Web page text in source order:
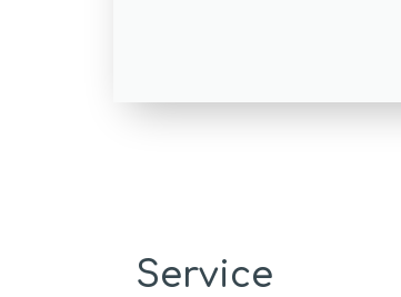
Service